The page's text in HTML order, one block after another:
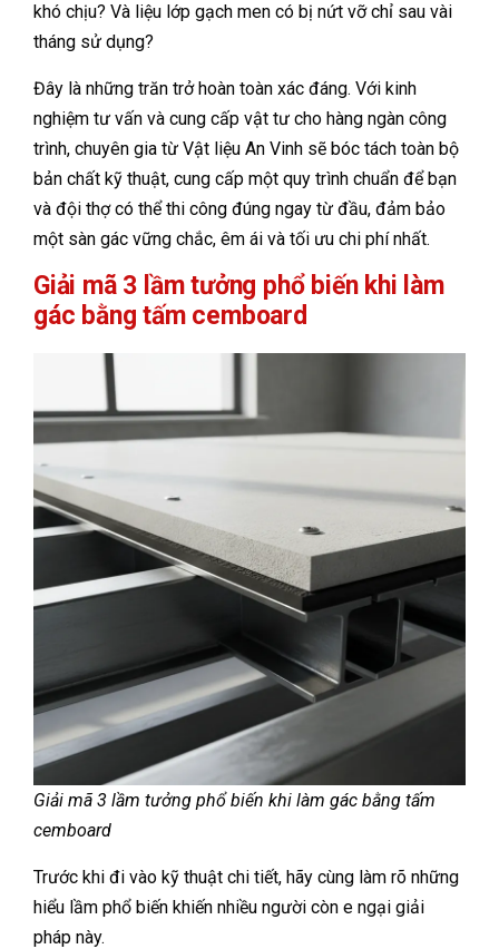
khó chịu? Và liệu lớp gạch men có bị nứt vỡ chỉ sau vài
tháng sử dụng?
Đây là những trăn trở hoàn toàn xác đáng. Với kinh
nghiệm tư vấn và cung cấp vật tư cho hàng ngàn công
trình, chuyên gia từ Vật liệu An Vinh sẽ bóc tách toàn bộ
bản chất kỹ thuật, cung cấp một quy trình chuẩn để bạn
và đội thợ có thể thi công đúng ngay từ đầu, đảm bảo
một sàn gác vững chắc, êm ái và tối ưu chi phí nhất.
Giải mã 3 lầm tưởng phổ biến khi làm
gác bằng tấm cemboard
Giải mã 3 lầm tưởng phổ biến khi làm gác bằng tấm
cemboard
Trước khi đi vào kỹ thuật chi tiết, hãy cùng làm rõ những
hiểu lầm phổ biến khiến nhiều người còn e ngại giải
pháp này.